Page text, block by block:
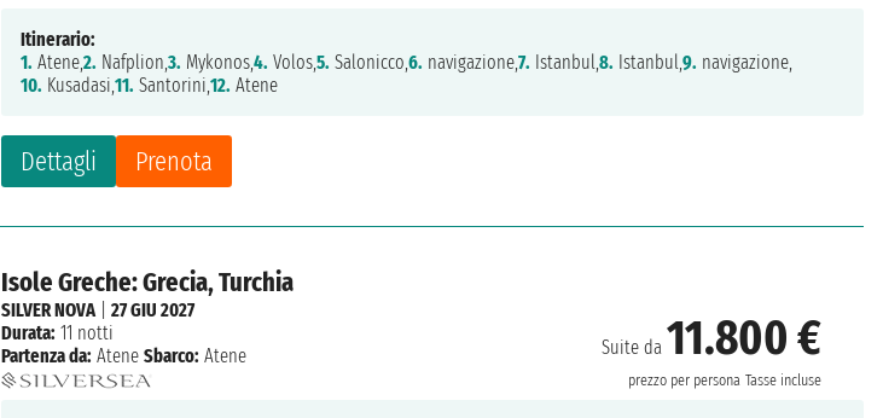
Dettagli Prenota
Itinerario:
1. Atene,2. Nafplion,3. Mykonos,4. Volos,5. Salonicco,6. navigazione,7. Istanbul,8. Istanbul,9. navigazione,
10. Kusadasi,11. Santorini,12. Atene
Isole Greche: Grecia, Turchia
Suite da 11.800 €
prezzo per persona Tasse incluse
SILVER NOVA|27 GIU 2027
Durata: 11 notti
Partenza da: Atene Sbarco: Atene